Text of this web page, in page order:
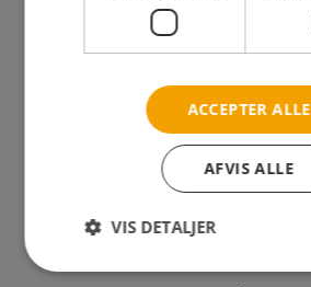
ACCEPTER ALLE
AFVIS ALLE
VIS DETALJER